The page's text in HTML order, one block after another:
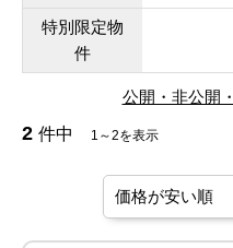
特別限定物
件
公開・非公開
2 件中 1～2を表示